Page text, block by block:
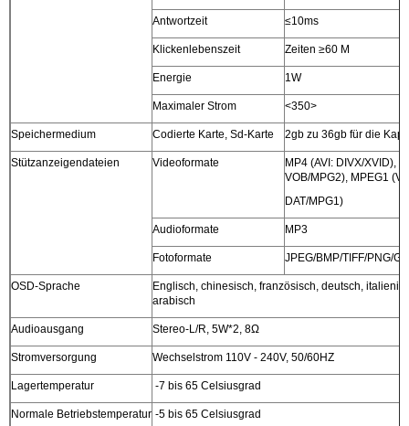
Antwortzeit ≤10ms
Klickenlebenszeit Zeiten ≥60 M
Energie 1W
Maximaler Strom <350>
Speichermedium Codierte Karte, Sd-Karte 2gb zu 36gb für die
Stützanzeigendateien Videoformate
MP4 (AVI: DIVX/XVID),
VOB/MPG2), MPEG1
DAT/MPG1)
Audioformate MP3
Fotoformate JPEG/BMP/TIFF/PNG/
OSD-Sprache
Englisch, chinesisch, französisch, deutsch,
arabisch
Audioausgang Stereo-L/R, 5W*2, 8Ω
Stromversorgung Wechselstrom 110V - 240V, 50/60HZ
Lagertemperatur -7 bis 65 Celsiusgrad
Normale Betriebstemperatur -5 bis 65 Celsiusgrad